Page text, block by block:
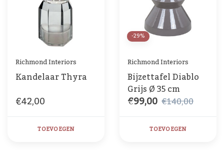
Richmond Interiors
Kandelaar Thyra
€42,00
TOEVOEGEN
-29%
Richmond Interiors
Bijzettafel Diablo
Grijs Ø 35 cm
€99,00 €140,00
TOEVOEGEN